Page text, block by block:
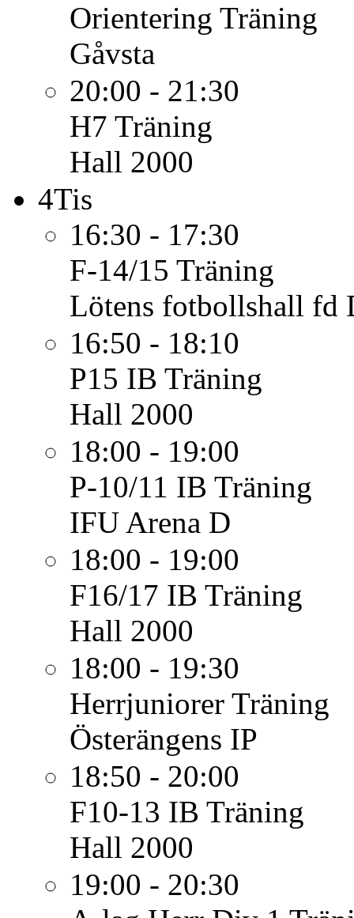
Orientering Träning
Gåvsta
20:00 - 21:30
H7 Träning
Hall 2000
4Tis
16:30 - 17:30
F-14/15 Träning
Lötens fotbollshall fd
16:50 - 18:10
P15 IB Träning
Hall 2000
18:00 - 19:00
P-10/11 IB Träning
IFU Arena D
18:00 - 19:00
F16/17 IB Träning
Hall 2000
18:00 - 19:30
Herrjuniorer Träning
Österängens IP
18:50 - 20:00
F10-13 IB Träning
Hall 2000
19:00 - 20:30